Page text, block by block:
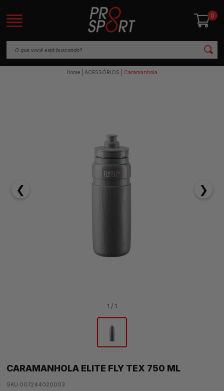
0
Home ACESSÓRIOS Caramanhola
❮ ❯
1 / 1
CARAMANHOLA ELITE FLY TEX 750 ML
SKU 007244020003